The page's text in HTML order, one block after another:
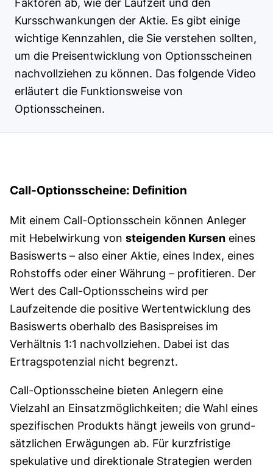
Faktoren ab, wie der Laufzeit und den
Kursschwankungen der Aktie. Es gibt einige
wichtige Kennzahlen, die Sie verstehen sollten,
um die Preisentwicklung von Optionsscheinen
nachvollziehen zu können. Das folgende Video
erläutert die Funktionsweise von
Optionsscheinen.
Call-Optionsscheine: Definition
Mit einem Call-Optionsschein können Anleger
mit Hebelwirkung von steigenden Kursen eines
Basis­werts – also einer Aktie, eines Index, eines
Rohstoffs oder einer Währung – profitieren. Der
Wert des Call-Optionsscheins wird per
Laufzeitende die positive Wert­entwicklung des
Basiswerts oberhalb des Basispreises im
Verhältnis 1:1 nach­voll­ziehen. Dabei ist das
Ertrags­potenzial nicht begrenzt.
Call-Options­scheine bieten Anlegern eine
Vielzahl an Einsatz­möglich­keiten; die Wahl eines
spezifischen Produkts hängt jeweils von grund­
sätzlichen Erwägungen ab. Für kurz­fristige
speku­lative und direktionale Strategien werden